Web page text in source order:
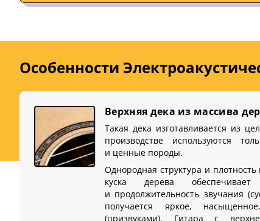
Особенности
Верхняя дека из массива
Такая дека изготавливается из
производстве используются
и ценные породы.
Однородная структура и
куска дерева
и продолжительность звучания
получается яркое,
(призвуками). Гитара с